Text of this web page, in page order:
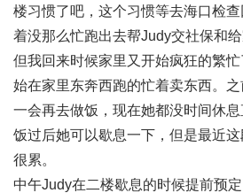
楼习惯了吧，这个习惯等去海口检
着没那么忙跑出去帮Judy交社保和
但我回来时候家里又开始疯狂的繁
始在家里东奔西跑的忙着卖东西。
一会再去做饭，现在她都没时间休
饭过后她可以歇息一下，但是最近
很累。
中午Judy在二楼歇息的时候提前预